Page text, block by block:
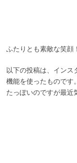
ふたりとも素敵な笑顔！
以下の投稿は、イン
機能を使ったものです
たっぽいのですが最近